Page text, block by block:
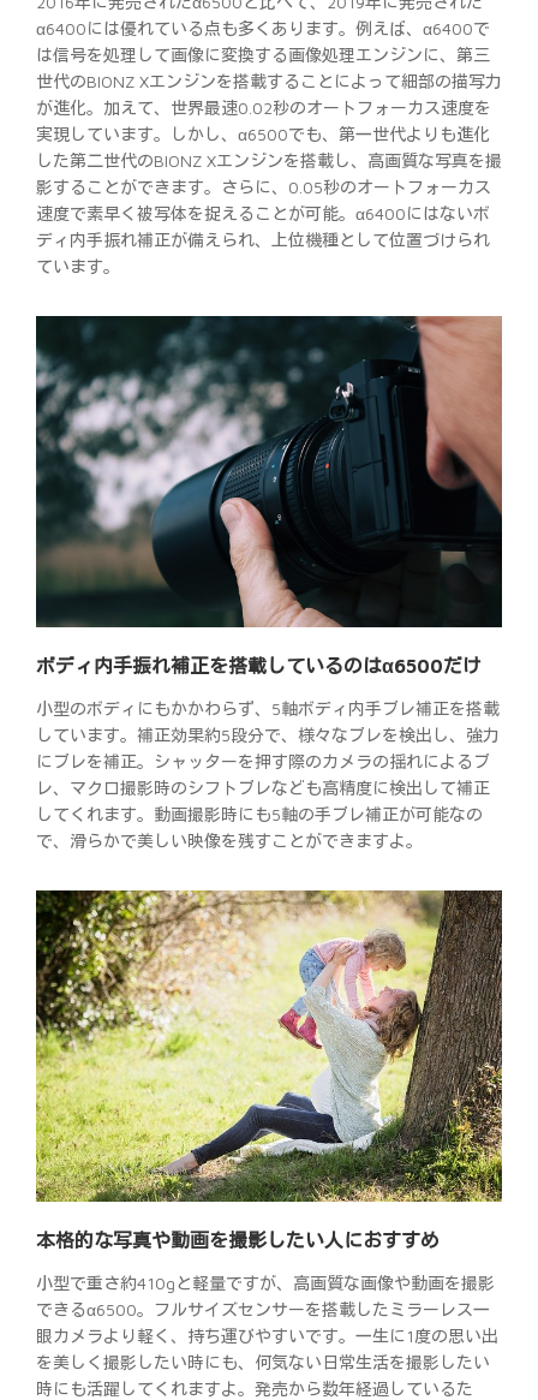
α6400には優れている点も多くあります。例えば、α6400で
は信号を処理して画像に変換する画像処理エンジンに、第三
世代のBIONZ Xエンジンを搭載することによって細部の描写力
が進化。加えて、世界最速0.02秒のオートフォーカス速度を
実現しています。しかし、α6500でも、第一世代よりも進化
した第二世代のBIONZ Xエンジンを搭載し、高画質な写真を撮
影することができます。さらに、0.05秒のオートフォーカス
速度で素早く被写体を捉えることが可能。α6400にはないボ
ディ内手振れ補正が備えられ、上位機種として位置づけられ
ています。
ボディ内手振れ補正を搭載しているのはα6500だけ
小型のボディにもかかわらず、5軸ボディ内手ブレ補正を搭載
しています。補正効果約5段分で、様々なブレを検出し、強力
にブレを補正。シャッターを押す際のカメラの揺れによるブ
レ、マクロ撮影時のシフトブレなども高精度に検出して補正
してくれます。動画撮影時にも5軸の手ブレ補正が可能なの
で、滑らかで美しい映像を残すことができますよ。
本格的な写真や動画を撮影したい人におすすめ
小型で重さ約410gと軽量ですが、高画質な画像や動画を撮影
できるα6500。フルサイズセンサーを搭載したミラーレス一
眼カメラより軽く、持ち運びやすいです。一生に1度の思い出
を美しく撮影したい時にも、何気ない日常生活を撮影したい
時にも活躍してくれますよ。発売から数年経過しているた